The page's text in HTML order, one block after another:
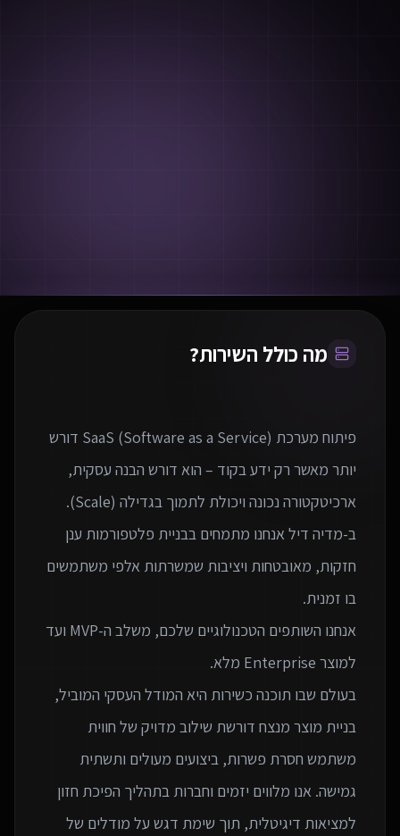
מה כולל השירות?
פיתוח מערכת SaaS (Software as a Service) דורש
יותר מאשר רק ידע בקוד – הוא דורש הבנה עסקית,
ב-מדיה דיל אנחנו מתמחים בבניית פלטפורמות ענן
חזקות, מאובטחות ויציבות שמשרתות אלפי משתמשים
אנחנו השותפים הטכנולוגיים שלכם, משלב ה-MVP ועד
בעולם שבו תוכנה כשירות היא המודל העסקי המוביל,
בניית מוצר מנצח דורשת שילוב מדויק של חווית
משתמש חסרת פשרות, ביצועים מעולים ותשתית
גמישה. אנו מלווים יזמים וחברות בתהליך הפיכת חזון
למציאות דיגיטלית, תוך שימת דגש על מודלים של